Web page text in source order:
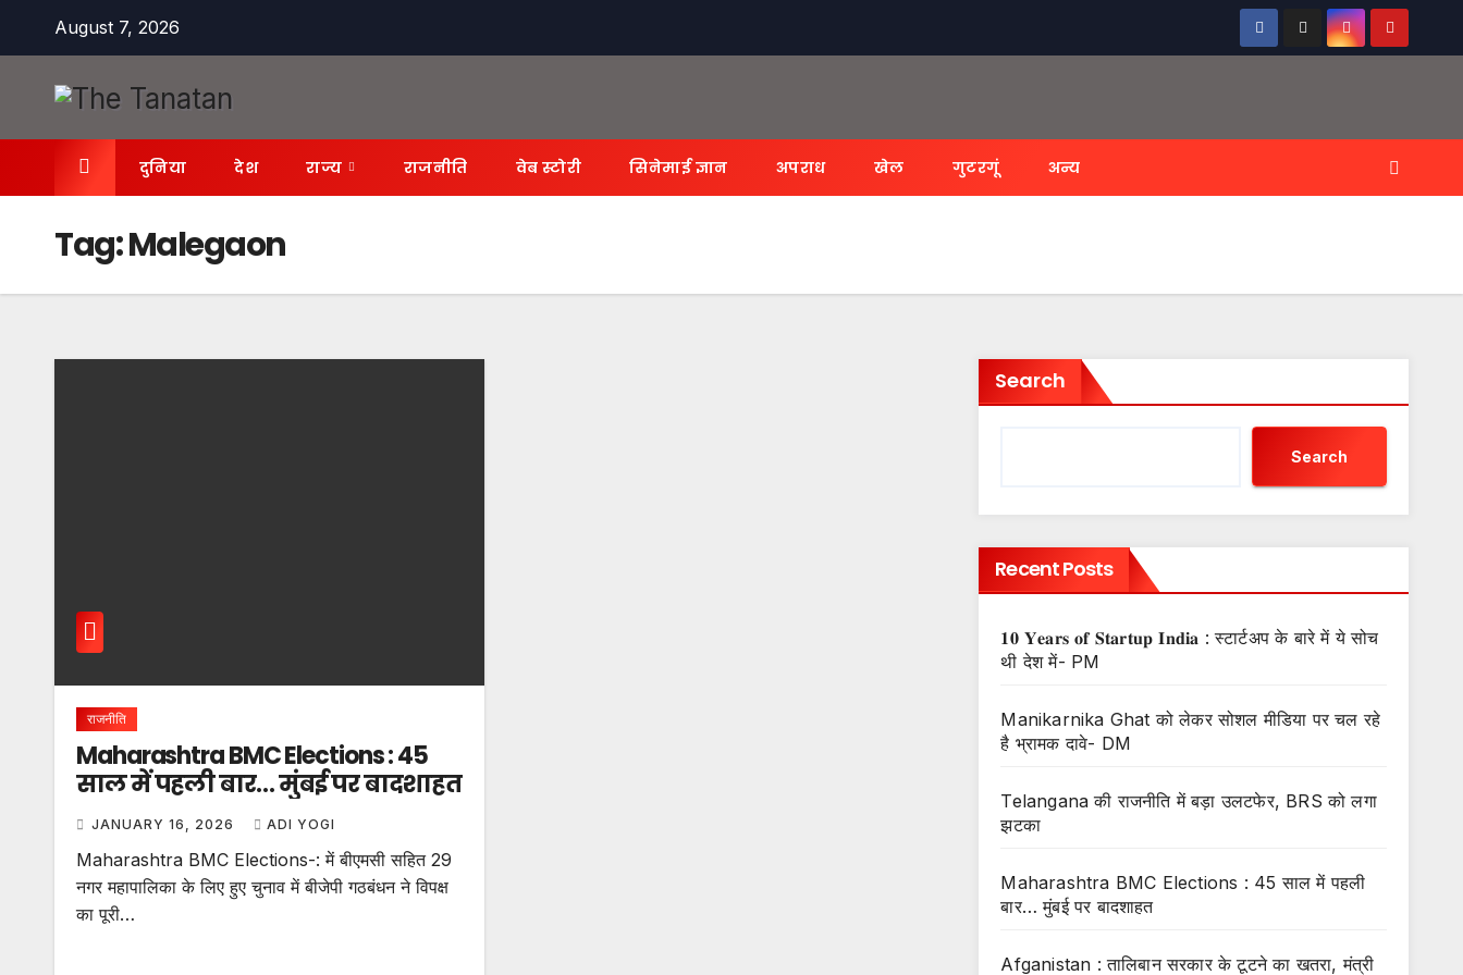
content
August 7, 2026
दुनिया देश राज्य राजनीति वेब स्टोरी सिनेमाई ज्ञान अपराध खेल गुटरगूं अन्य
Tag:Malegaon
राजनीति
Maharashtra BMC Elections : 45
साल में पहली बार… मुंबई पर बादशाहत
JANUARY 16, 2026 ADI YOGI
Maharashtra BMC Elections-: में बीएमसी सहित 29
नगर महापालिका के लिए हुए चुनाव में बीजेपी गठबंधन ने विपक्ष
का पूरी…
Search
Search
Recent Posts
𝟏𝟎 𝐘𝐞𝐚𝐫𝐬 𝐨𝐟 𝐒𝐭𝐚𝐫𝐭𝐮𝐩 𝐈𝐧𝐝𝐢𝐚 : स्टार्टअप के बारे में ये सोच
थी देश में- PM
Manikarnika Ghat को लेकर सोशल मीडिया पर चल रहे
है भ्रामक दावे- DM
Telangana की राजनीति में बड़ा उलटफेर, BRS को लगा
झटका
Maharashtra BMC Elections : 45 साल में पहली
बार… मुंबई पर बादशाहत
Afganistan : तालिबान सरकार के टूटने का खतरा, मंत्री